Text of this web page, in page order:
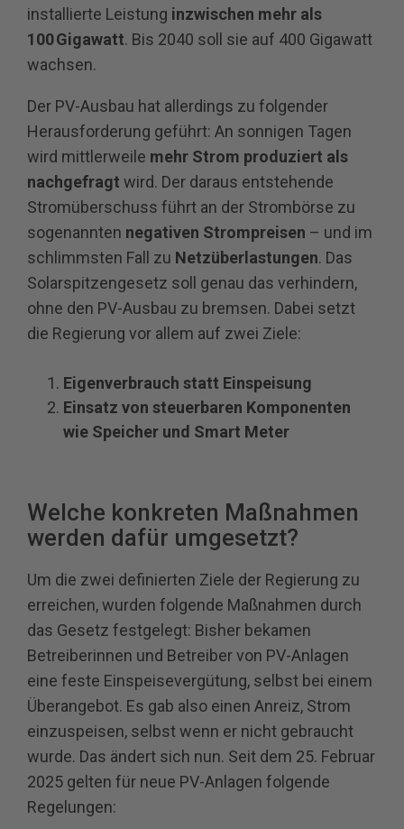
installierte Leistung inzwischen mehr als
100 Gigawatt. Bis 2040 soll sie auf 400 Gigawatt
wachsen.
Der PV-Ausbau hat allerdings zu folgender
Herausforderung geführt: An sonnigen Tagen
wird mittlerweile mehr Strom produziert als
nachgefragt wird. Der daraus entstehende
Stromüberschuss führt an der Strombörse zu
sogenannten negativen Strompreisen – und im
schlimmsten Fall zu Netzüberlastungen. Das
Solarspitzengesetz soll genau das verhindern,
ohne den PV-Ausbau zu bremsen. Dabei setzt
die Regierung vor allem auf zwei Ziele:
Eigenverbrauch statt Einspeisung
Einsatz von steuerbaren Komponenten
wie Speicher und Smart Meter
Welche konkreten Maßnahmen
werden dafür umgesetzt?
Um die zwei definierten Ziele der Regierung zu
erreichen, wurden folgende Maßnahmen durch
das Gesetz festgelegt: Bisher bekamen
Betreiberinnen und Betreiber von PV-Anlagen
eine feste Einspeisevergütung, selbst bei einem
Überangebot. Es gab also einen Anreiz, Strom
einzuspeisen, selbst wenn er nicht gebraucht
wurde. Das ändert sich nun. Seit dem 25. Februar
2025 gelten für neue PV-Anlagen folgende
Regelungen: